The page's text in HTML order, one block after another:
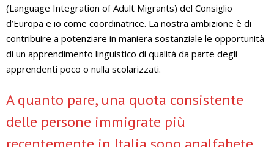
(Language Integration of Adult Migrants) del Consiglio
d’Europa e io come coordinatrice. La nostra ambizione è di
contribuire a potenziare in maniera sostanziale le opportunità
di un apprendimento linguistico di qualità da parte degli
apprendenti poco o nulla scolarizzati.
A quanto pare, una quota consistente
delle persone immigrate più